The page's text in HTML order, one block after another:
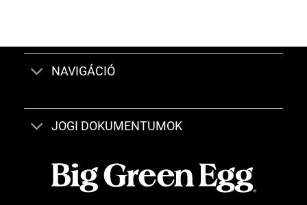
NAVIGÁCIÓ
JOGI DOKUMENTUMOK